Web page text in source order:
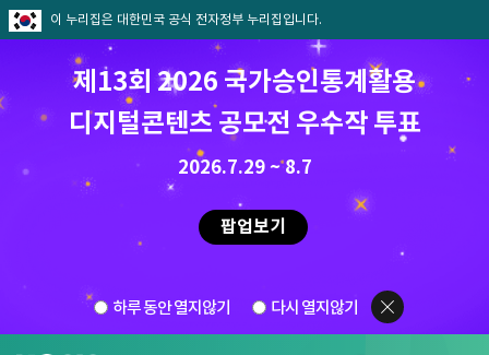
이 누리집은 대한민국 공식 전자정부 누리집입니다.
제13회 2026 국가승인통계활용
디지털콘텐츠 공모전 우수작 투표
2026.7.29 ~ 8.7
팝업보기
하루 동안 열지않기 다시 열지않기